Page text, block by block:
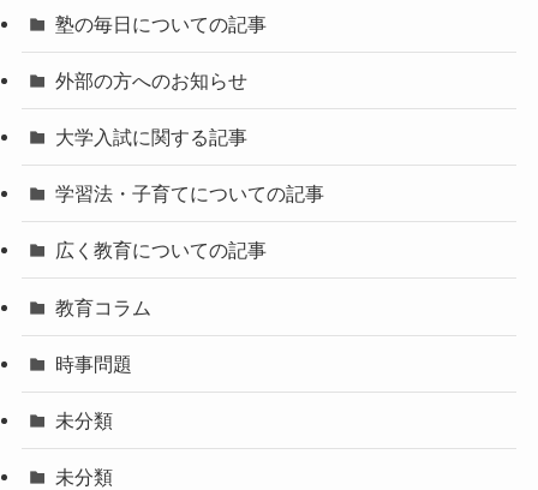
塾の毎日についての記事
外部の方へのお知らせ
大学入試に関する記事
学習法・子育てについての記事
広く教育についての記事
教育コラム
時事問題
未分類
未分類